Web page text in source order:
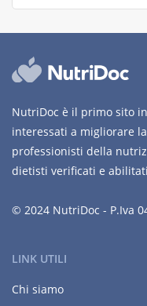
NutriDoc è il primo sito
interessati a migliorare
professionisti della
dietisti verificati e
© 2024 NutriDoc - P.Iva
LINK UTILI
Chi siamo